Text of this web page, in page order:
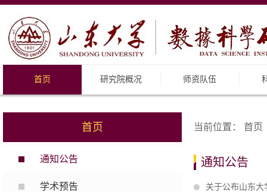
首页 研究院概况 师资队伍
首页
通知公告
学术预告
当前位置： 首页
通知公告
关于公布山东